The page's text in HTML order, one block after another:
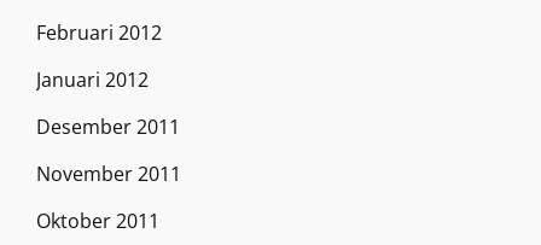
Februari 2012
Januari 2012
Desember 2011
November 2011
Oktober 2011